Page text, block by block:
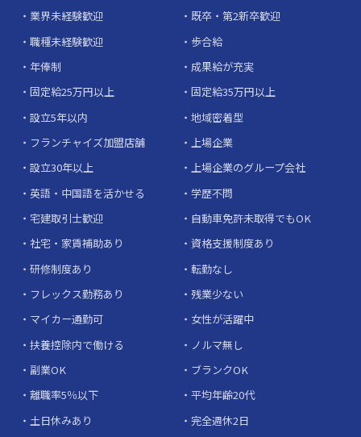
業界未経験歓迎
既卒・第2新卒歓迎
職種未経験歓迎
歩合給
年俸制
成果給が充実
固定給25万円以上
固定給35万円以上
設立5年以内
地域密着型
フランチャイズ加盟店舗
上場企業
設立30年以上
上場企業のグループ会社
英語・中国語を活かせる
学歴不問
宅建取引士歓迎
自動車免許未取得でもOK
社宅・家賃補助あり
資格支援制度あり
研修制度あり
転勤なし
フレックス勤務あり
残業少ない
マイカー通勤可
女性が活躍中
扶養控除内で働ける
ノルマ無し
副業OK
ブランクOK
離職率5％以下
平均年齢20代
土日休みあり
完全週休2日